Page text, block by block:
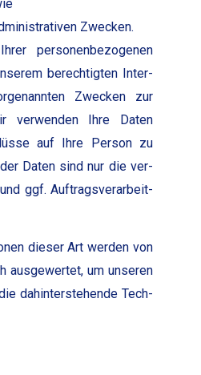
Zweck­en.
per­so­n­en­be­zo­ge­nen
berechtigten Inter­
Zweck­en zur
ver­wen­den Ihre Dat­en
auf Ihre Per­son zu
Dat­en sind nur die ver­
ggf. Auf­tragsver­ar­beit­
dieser Art wer­den von
aus­gew­ertet, um unseren
dahin­ter­ste­hende Tech­